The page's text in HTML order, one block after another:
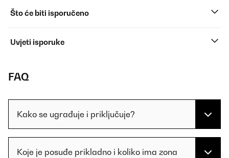
Što će biti isporučeno
Uvjeti isporuke
FAQ
Kako se ugrađuje i priključuje?
Koje je posuđe prikladno i koliko ima zona